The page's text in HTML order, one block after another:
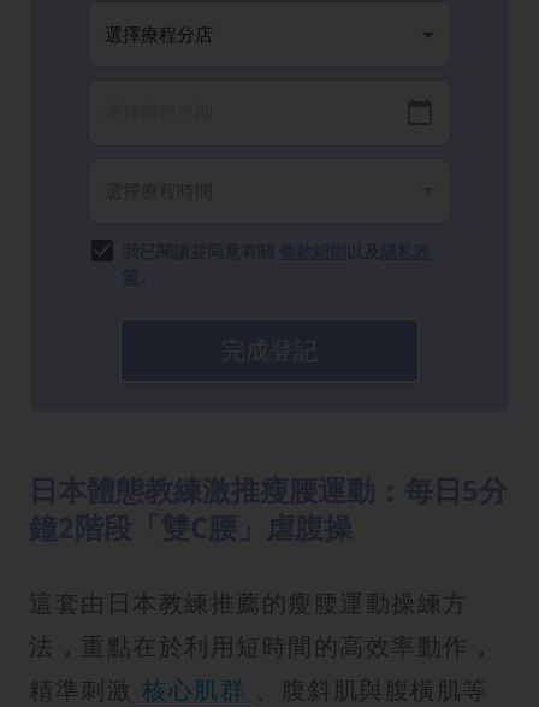
這套由日本教練推薦的瘦腰運動操練方
法，重點在於利用短時間的高效率動作，
精準刺激 核心肌群 、腹斜肌與腹橫肌等